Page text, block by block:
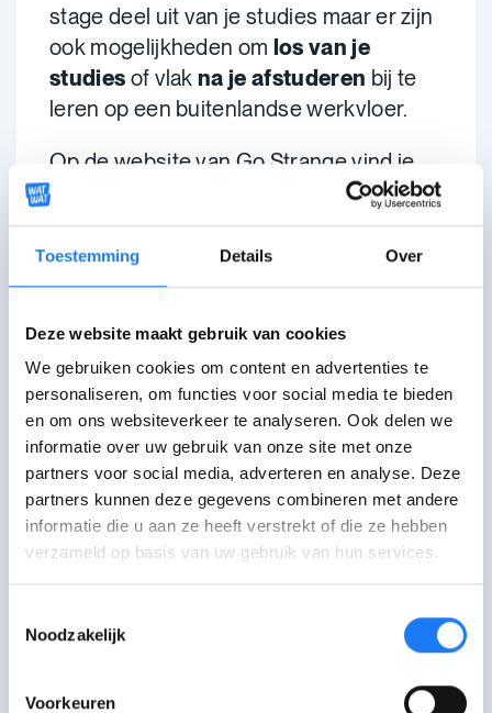
Toestemming Details Over
Deze website maakt gebruik van cookies
We gebruiken cookies om content en advertenties te
personaliseren, om functies voor social media te bieden
en om ons websiteverkeer te analyseren. Ook delen we
informatie over uw gebruik van onze site met onze
partners voor social media, adverteren en analyse. Deze
partners kunnen deze gegevens combineren met andere
informatie die u aan ze heeft verstrekt of die ze hebben
verzameld op basis van uw gebruik van hun services.
Noodzakelijk
Voorkeuren
stage deel uit van je studies maar er zijn
ook mogelijkheden om los van je
studies of vlakna je afstuderen bij te
leren op een buitenlandse werkvloer.
Op de website van Go Strange vind je
een overzicht van
allerlei soorten
buitenlandse stages en
stagebeurzen
.
Meer inspiratie?
Op de website vanGoStrange
vind je
nog een heleboel andere tips. Voor
stages voor, tijdens of na je studies én
over verschillende beurzen die je daar bij
kunnen helpen.
Naar gostrange.be
Wat vond je van deze